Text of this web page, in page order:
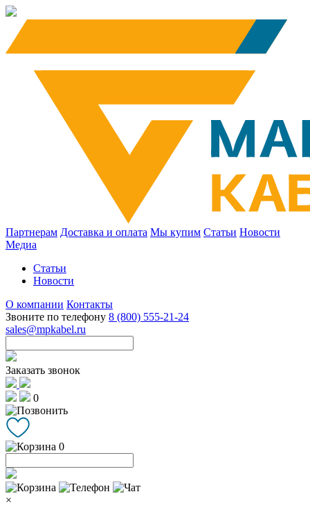
Партнерам Доставка и оплата Мы купим Статьи Новости
Медиа
Статьи
Новости
О компании Контакты
Звоните по телефону 8 (800) 555-21-24
sales@mpkabel.ru
Заказать звонок
0
0
×